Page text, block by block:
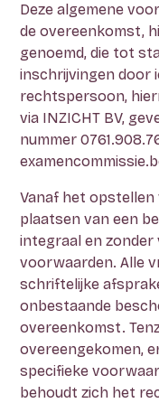
Ons
klaar
dat je
Privé-
HOE
De
HOE
hoe
Heb
No
Deze algemene
de overeenkomst,
genoemd, die tot
inschrijvingen door
rechtspersoon,
via INZICHT BV,
nummer
Vanaf het
plaatsen van een
integraal en zonder
voorwaarden. Alle
schriftelijke
onbestaande
overeenkomst.
overeengekomen,
specifieke
behoudt zich het